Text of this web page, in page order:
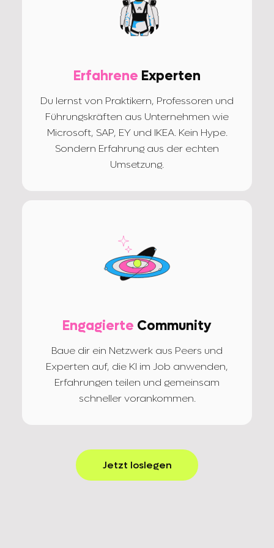
Erfahrene Experten
Du lernst von Praktikern, Professoren und
Führungskräften aus Unternehmen wie
Microsoft, SAP, EY und IKEA. Kein Hype.
Sondern Erfahrung aus der echten
Umsetzung.
Engagierte Community
Baue dir ein Netzwerk aus Peers und
Experten auf, die KI im Job anwenden,
Erfahrungen teilen und gemeinsam
schneller vorankommen.
Jetzt loslegen